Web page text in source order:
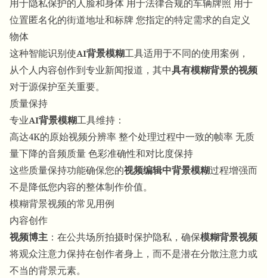
用于隐私保护的人脸和身体 用于法律合规的车辆牌照 用于
位置匿名化的街道地址和标牌 您指定的特定需求的自定义
物体
这种智能识别使AI背景模糊工具适用于不同的使用案例，
从个人内容创作到专业新闻报道，其中具有模糊背景的视频
对于源保护至关重要。
质量保持
专业AI背景模糊工具维持：
高达4K的原始视频分辨率 整个处理过程中一致的帧率 无质
量下降的音频质量 色彩准确性和对比度保持
这些质量保持功能确保您的视频编辑中背景模糊过程增强而
不是降低您内容的整体制作价值。
模糊背景视频的常见用例
内容创作
视频博主 ：在公共场所拍摄时保护隐私，确保模糊背景视频
将观众注意力保持在创作者身上，而不是潜在分散注意力或
不当的背景元素。